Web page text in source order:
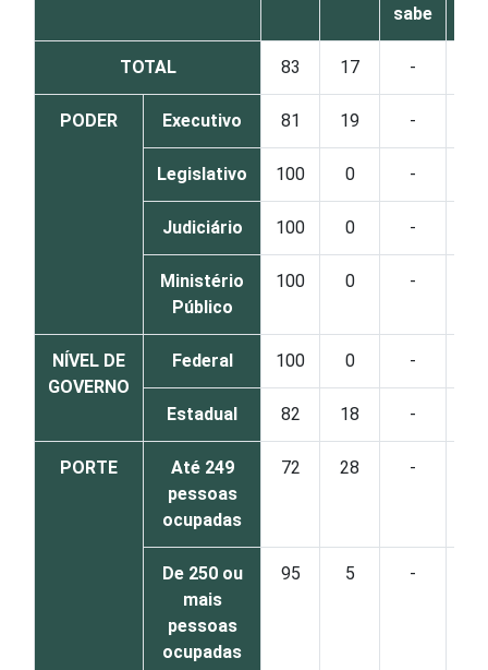
sabe
TOTAL 83 17 -
PODER Executivo 81 19 -
Legislativo 100 0 -
Judiciário 100 0 -
Ministério
Público
100 0 -
NÍVEL DE
GOVERNO
Federal 100 0 -
Estadual 82 18 -
PORTE
Até 249
pessoas
ocupadas
72 28 -
De 250 ou
mais
pessoas
ocupadas
95 5 -